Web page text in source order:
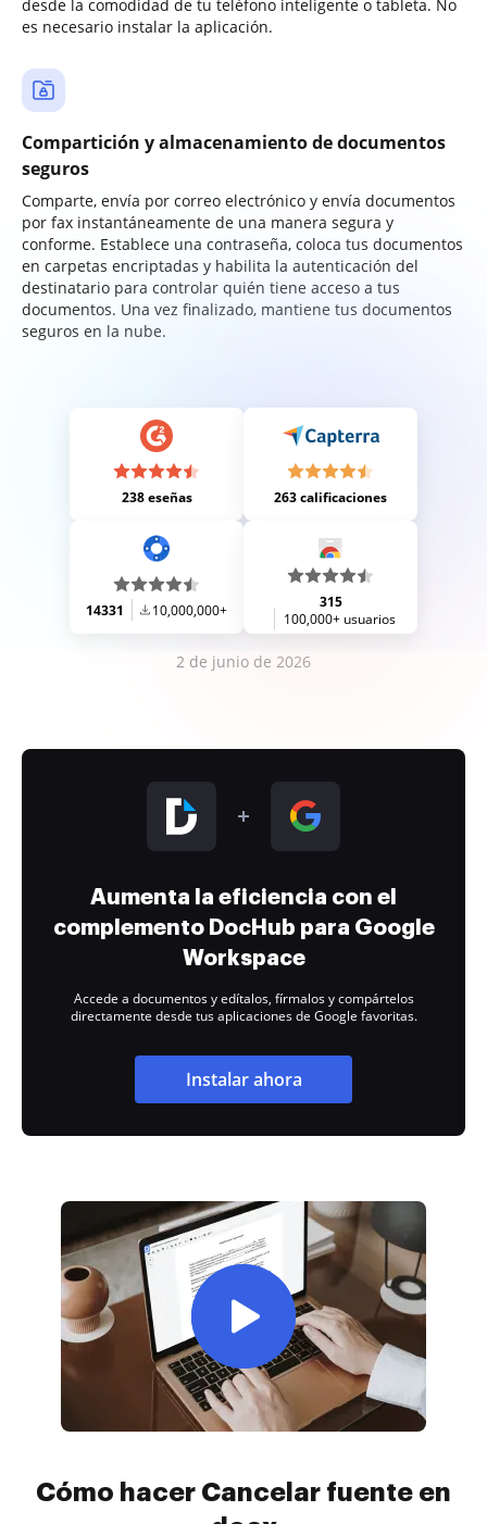
desde la comodidad de tu teléfono inteligente o tableta. No
es necesario instalar la aplicación.
Compartición y almacenamiento de documentos
seguros
Comparte, envía por correo electrónico y envía documentos
por fax instantáneamente de una manera segura y
conforme. Establece una contraseña, coloca tus documentos
en carpetas encriptadas y habilita la autenticación del
destinatario para controlar quién tiene acceso a tus
documentos. Una vez finalizado, mantiene tus documentos
seguros en la nube.
238 eseñas 263 calificaciones
14331 10,000,000+
315
100,000+ usuarios
2 de junio de 2026
Aumenta la eficiencia con el
complemento DocHub para Google
Workspace
Accede a documentos y edítalos, fírmalos y compártelos
directamente desde tus aplicaciones de Google favoritas.
Instalar ahora
Cómo hacer Cancelar fuente en